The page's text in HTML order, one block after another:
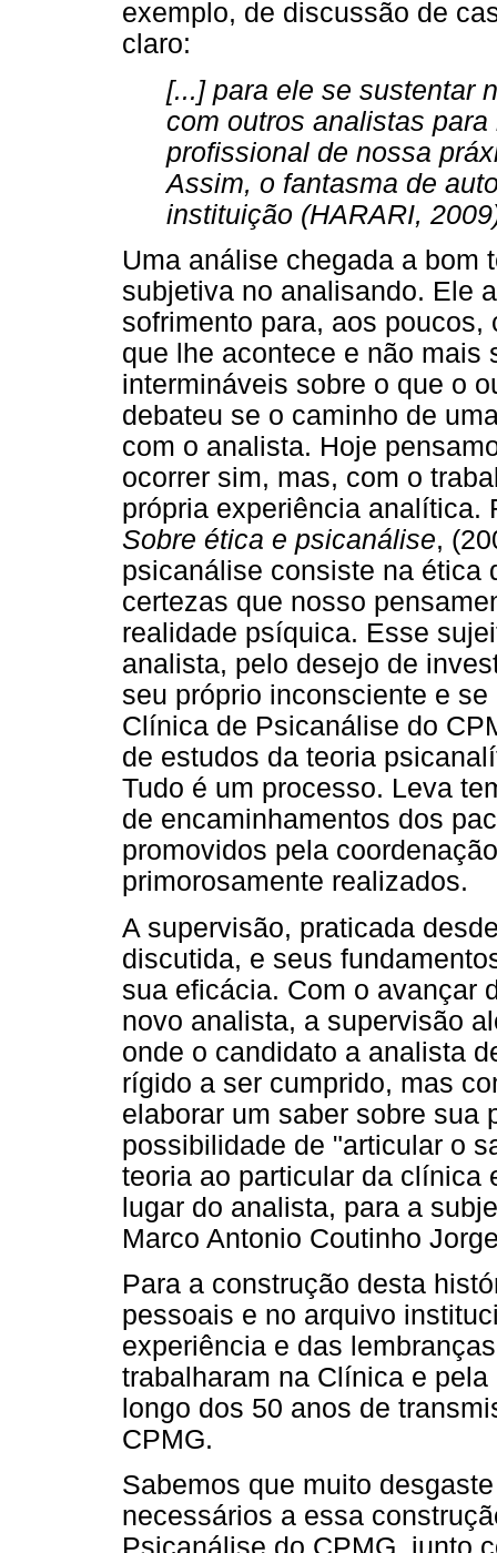
exemplo, de discussão de
claro:
[...] para ele se sustentar
com outros analistas
profissional de nossa
Assim, o fantasma de
instituição (HARARI,
Uma análise chegada a bom
subjetiva no analisando. Ele
sofrimento para, aos
que lhe acontece e não mais
intermináveis sobre o que o
debateu se o caminho de
com o analista. Hoje
ocorrer sim, mas, com o
própria experiência analítica.
Sobre ética e psicanálise,
psicanálise consiste na ética
certezas que nosso
realidade psíquica. Esse
analista, pelo desejo de
seu próprio inconsciente e
Clínica de Psicanálise do
de estudos da teoria
Tudo é um processo. Leva
de encaminhamentos dos
promovidos pela
primorosamente realizados.
A supervisão, praticada
discutida, e seus
sua eficácia. Com o avançar
novo analista, a supervisão
onde o candidato a analista
rígido a ser cumprido, mas
elaborar um saber sobre sua
possibilidade de "articular o
teoria ao particular da clínica
lugar do analista, para a
Marco Antonio Coutinho
Para a construção desta
pessoais e no arquivo
experiência e das
trabalharam na Clínica e
longo dos 50 anos de
CPMG.
Sabemos que muito
necessários a essa
Psicanálise do CPMG, junto